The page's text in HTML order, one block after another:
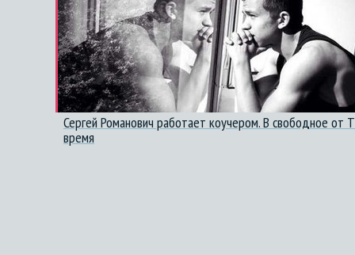
Сергей Романович работает коучером. В свободное от
время